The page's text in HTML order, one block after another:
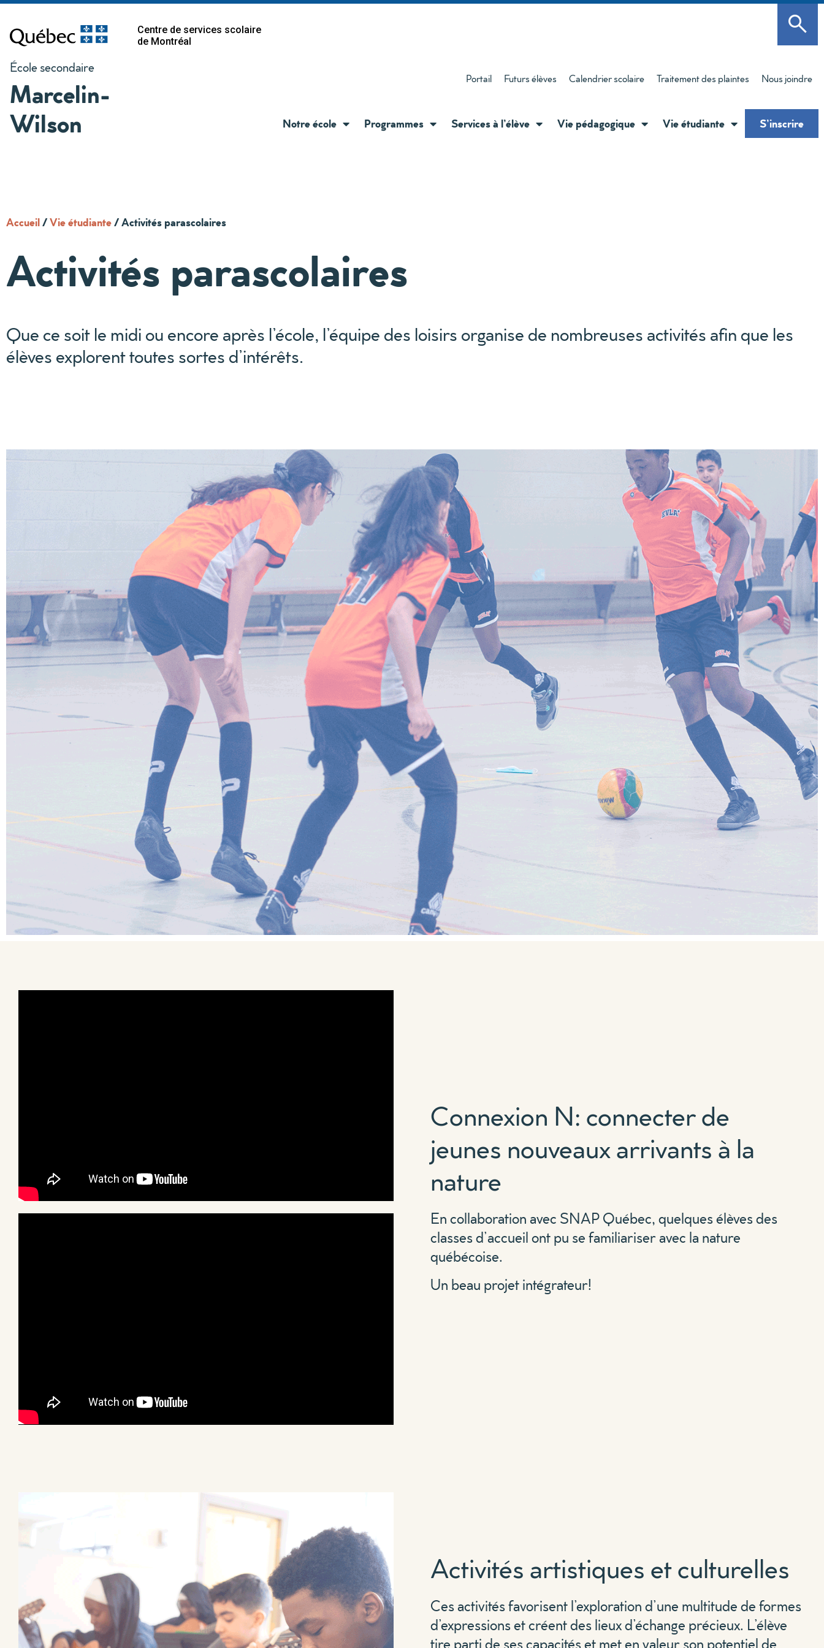
Centre de services scolaire
de Montréal
École secondaire
Marcelin-
Wilson
Portail Futurs élèves Calendrier scolaire Traitement des plaintes Nous joindre
Notre école Programmes Services à l’élève Vie pédagogique Vie étudiante S’inscrire
Accueil/Vie étudiante/Activités parascolaires
Activités parascolaires
Que ce soit le midi ou encore après l’école, l’équipe des loisirs organise de nombreuses activités afin que les
élèves explorent toutes sortes d’intérêts.
Connexion N: connecter de
jeunes nouveaux arrivants à la
nature
En collaboration avec SNAP Québec, quelques élèves des
classes d’accueil ont pu se familiariser avec la nature
québécoise.
Un beau projet intégrateur!
Activités artistiques et culturelles
Ces activités favorisent l’exploration d’une multitude de formes
d’expressions et créent des lieux d’échange précieux. L’élève
tire parti de ses capacités et met en valeur son potentiel de